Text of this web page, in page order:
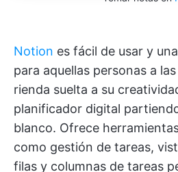
Notion es fácil de usar y
para aquellas personas a
rienda suelta a su
planificador digital
blanco. Ofrece
como gestión de tareas,
filas y columnas de tareas